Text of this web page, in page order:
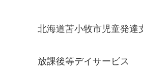
北海道苫小牧市児童発達
放課後等デイサービス